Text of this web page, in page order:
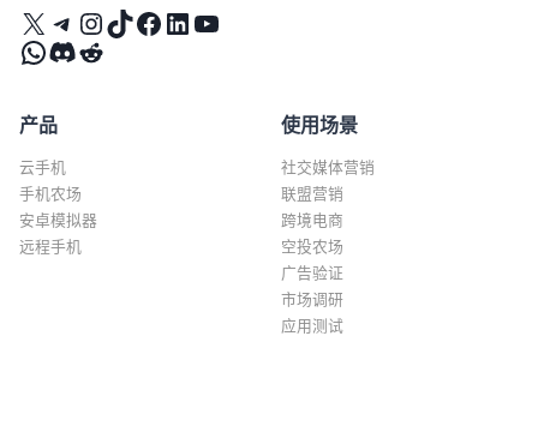
X Telegram
Instagram
TikTok
Facebook
LinkedIn
YouTube
WhatsApp
Discord
Reddit
产品
云手机
手机农场
安卓模拟器
远程手机
使用场景
社交媒体营销
联盟营销
跨境电商
空投农场
广告验证
市场调研
应用测试